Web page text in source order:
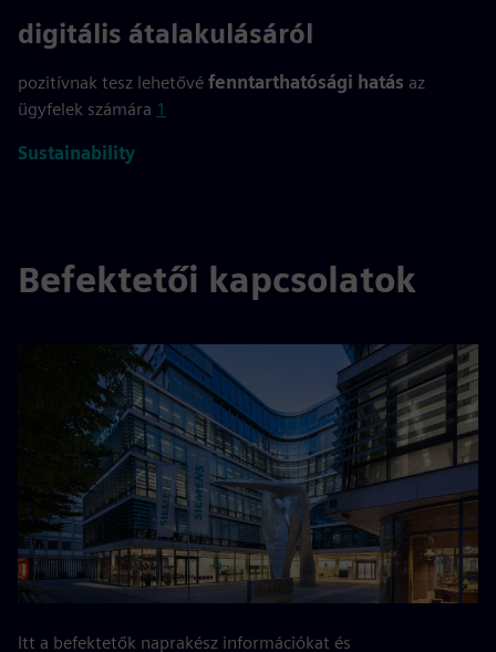
> 90%
digitális átalakulásáról
pozitívnak tesz lehetővé fenntarthatósági hatás az
ügyfelek számára 1
Sustainability
Befektetői kapcsolatok
Itt a befektetők naprakész információkat és